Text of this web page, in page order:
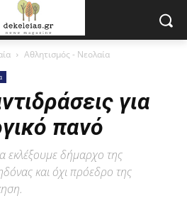
Αθλητισμός - Νεολαία
για
πανό
εκλέξουμε δήμαρχο της
και όχι πρόεδρο της